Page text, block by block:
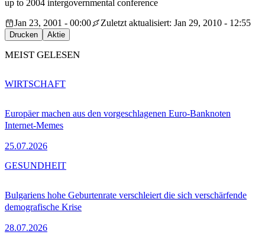
up to 2004 intergovernmental conference
Jan 23, 2001 - 00:00
Zuletzt aktualisiert: Jan 29, 2010 - 12:55
Drucken Aktie
MEIST GELESEN
Europäer machen aus den vorgeschlagenen Euro-Banknoten
Internet-Memes
25.07.2026
WIRTSCHAFT
Bulgariens hohe Geburtenrate verschleiert die sich verschärfende
demografische Krise
28.07.2026
GESUNDHEIT